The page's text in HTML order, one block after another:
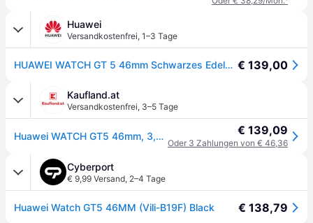
Huawei
Versandkostenfrei, 1–3 Tage
HUAWEI WATCH GT 5 46mm Schwarzes Edelstahlgehäuse mit schwarzem Fluorelastomer-Armband € 139,00
Kaufland.at
Versandkostenfrei, 3–5 Tage
Huawei WATCH GT5 46mm, 3,63 cm (1.43"), AMOLED, GPS, 48 g € 139,09
Oder 3 Zahlungen von € 46,36
Cyberport
€ 9,99 Versand, 2–4 Tage
Huawei Watch GT5 46MM (Vili-B19F) Black € 138,79